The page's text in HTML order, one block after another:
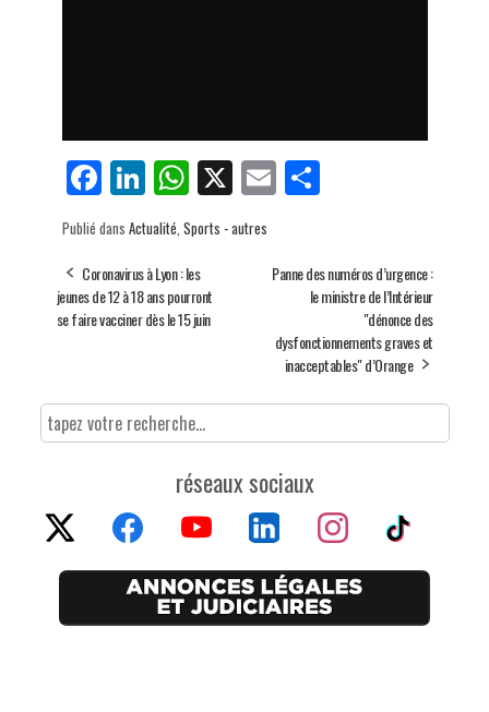
Fa
ce
bo
ok
Li
nk
ed
In
W
ha
ts
Ap
p
X E
m
Pa
rt
er
Publié dans Actualité Sports - autres
Coronavirus à Lyon : les
jeunes de 12 à 18 ans pourront
se faire vacciner dès le 15 juin
Panne des numéros d’urgence :
le ministre de l’Intérieur
"dénonce des
dysfonctionnements graves et
inacceptables" d’Orange
réseaux sociaux